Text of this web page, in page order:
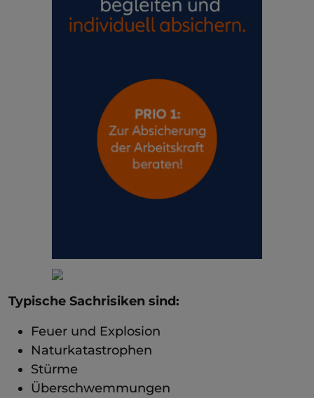
Typische Sachrisiken sind:
Feuer und Explosion
Naturkatastrophen
Stürme
Überschwemmungen